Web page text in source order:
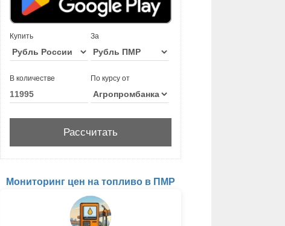
Купить За
В количестве По курсу от
Мониторинг цен на топливо в ПМР